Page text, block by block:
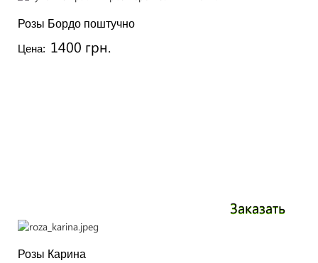
Розы Бордо поштучно
Цена: 1400 грн.
Заказать
Розы Карина